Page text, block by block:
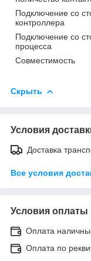
Подключение со
контроллера
Подключение со
процесса
Совместимость
Скрыть
Условия
Доставка
Все условия
Условия оплаты
Оплата
Оплата по